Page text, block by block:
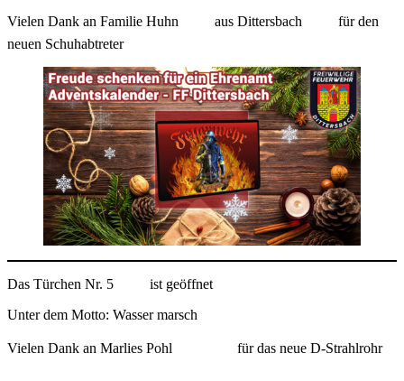
Vielen Dank an Familie Huhn aus Dittersbach
für den
neuen Schuhabtreter
Das Türchen Nr. 5
ist geöffnet
Unter dem Motto: Wasser marsch
Vielen Dank an Marlies Pohl für das neue D-Strahlrohr